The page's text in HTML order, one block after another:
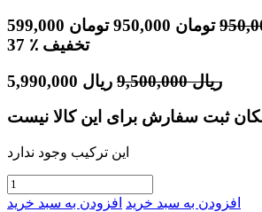
599,000 تومان 950,000تومان
37
٪ تخفیف
5,990,000 ریال 9,500,000 ریال
ثبت سفارش برای این کالا نیست
این ترکیب وجود ندارد
افزودن به سبد خرید افزودن به سبد خرید